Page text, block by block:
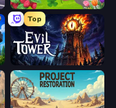
Country Life Meadows
Top
Evil Tower